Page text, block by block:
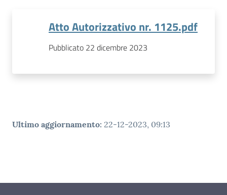
Atto Autorizzativo nr. 1125.pdf
Pubblicato 22 dicembre 2023
Ultimo aggiornamento: 22-12-2023, 09:13